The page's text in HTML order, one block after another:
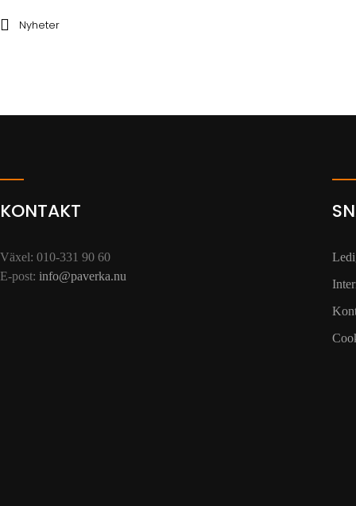
Nyheter
KONTAKT
Växel: 010-331 90 60
E-post: info@paverka.nu